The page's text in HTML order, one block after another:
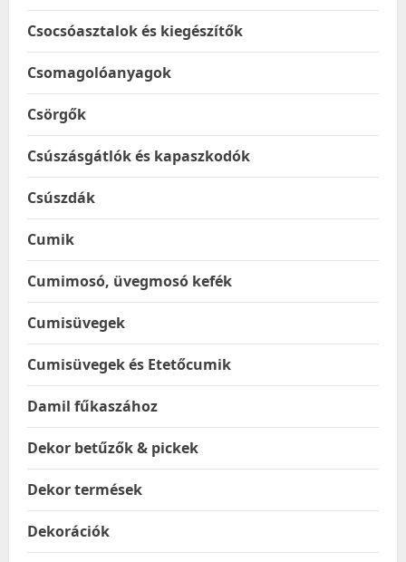
Csocsóasztalok és kiegészítők
Csomagolóanyagok
Csörgők
Csúszásgátlók és kapaszkodók
Csúszdák
Cumik
Cumimosó, üvegmosó kefék
Cumisüvegek
Cumisüvegek és Etetőcumik
Damil fűkaszához
Dekor betűzők & pickek
Dekor termések
Dekorációk